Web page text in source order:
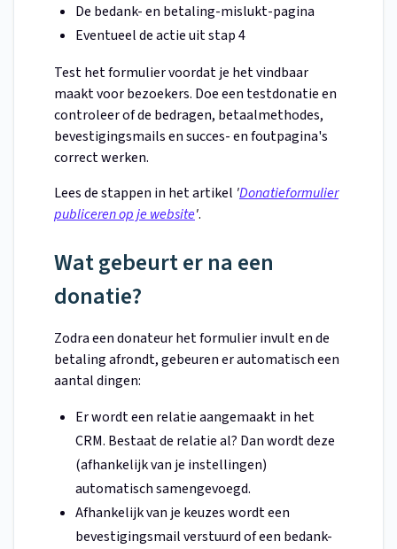
De bedank- en betaling-mislukt-pagina
Eventueel de actie uit stap 4
Test het formulier voordat je het vindbaar
maakt voor bezoekers. Doe een testdonatie en
controleer of de bedragen, betaalmethodes,
bevestigingsmails en succes- en foutpagina's
correct werken.
Lees de stappen in het artikel 'Donatieformulier
publiceren op je website'.
Wat gebeurt er na een
donatie?
Zodra een donateur het formulier invult en de
betaling afrondt, gebeuren er automatisch een
aantal dingen:
Er wordt een relatie aangemaakt in het
CRM. Bestaat de relatie al? Dan wordt deze
(afhankelijk van je instellingen)
automatisch samengevoegd.
Afhankelijk van je keuzes wordt een
bevestigingsmail verstuurd of een bedank-